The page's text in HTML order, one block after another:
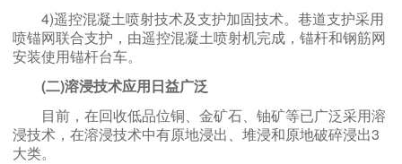
4)遥控混凝土喷射技术及支护加固技术。巷道支护采用
喷锚网联合支护，由遥控混凝土喷射机完成，锚杆和钢筋网
安装使用锚杆台车。
(二)溶浸技术应用日益广泛
目前，在回收低品位铜、金矿石、铀矿等已广泛采用溶
浸技术，在溶浸技术中有原地浸出、堆浸和原地破碎浸出3
大类。